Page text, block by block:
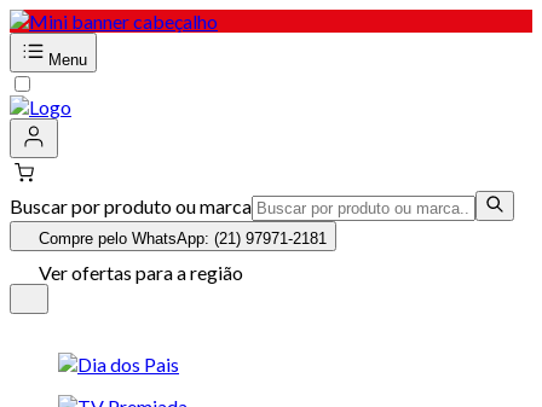
Menu
Buscar por produto ou marca
Compre pelo WhatsApp: (21) 97971-2181
Ver ofertas para a região